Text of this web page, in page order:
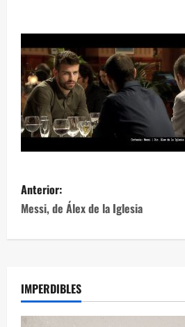
Anterior:
Messi, de Álex de la Iglesia
IMPERDIBLES